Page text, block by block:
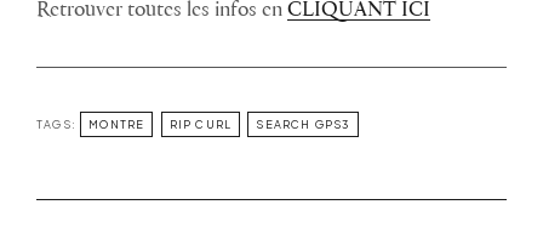
Retrouver toutes les infos en CLIQUANT ICI
TAGS: MONTRE RIP CURL SEARCH GPS3